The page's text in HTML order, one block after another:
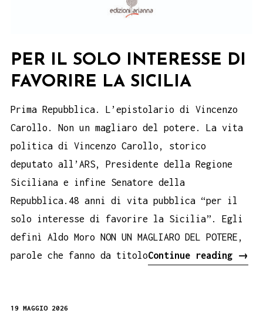
PER IL SOLO INTERESSE DI
FAVORIRE LA SICILIA
Prima Repubblica. L’epistolario di Vincenzo
Carollo. Non un magliaro del potere. La vita
politica di Vincenzo Carollo, storico
deputato all’ARS, Presidente della Regione
Siciliana e infine Senatore della
Repubblica.48 anni di vita pubblica “per il
solo interesse di favorire la Sicilia”. Egli
definì Aldo Moro NON UN MAGLIARO DEL POTERE,
parole che fanno da titoloContinue reading
Per
→
19 MAGGIO 2026